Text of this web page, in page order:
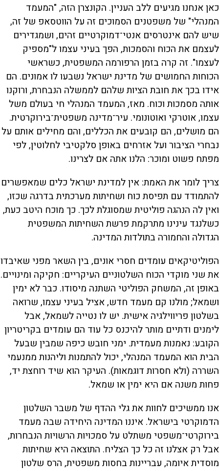
כאן אנחנו מגיעים ללב העניין. הקונצרן הזה, "המעמד
המנהלי" של משפטנים הסמוכים זה על הווטסאפ של זה,
שיש להם אינטרסים אנטי־דמוקרטיים זהים, ושמגדירים
לעצמם את הכוח והסמכות, הפך בעיני עצמו ל"מספיק
לעצמו". זה קרה בזמן הרפורמה המשפטית, כשראשי
הכוחות החמושים של מדינת ישראל נשבעו לו אמונים. הם
אידו בכך את חובת הציות שלהם לממשלה הנבחרת, ורוקנו
אותה מסמכות וכוח. מאז, המעמד המנהלי חי בעולם משל
עצמו, אוטרקי ואוטונומי. עיר־מדינה משפטית־בירוקרטית.
הם מושלים, הם קובעים את הכללים, והם מחילים אותם על
נבחרי הציבור ועל אזרחים באופן סלקטיבי לחלוטין, לפי
מפתח פשוט ומוכר: הלנו אתה אם לצרינו.
צריך לומר את האמת: אין למדינת ישראל כלים שמאפשרים
להתמודד עם תפיסת כוח ושחיתות מערכתית בדרגה שכזו,
ואין לה הנהגה פוליטית שמסוגלת לכך. כך מוכח היטב כעת,
כשלנגד עינינו מתרקמת פרשת השחיתות המשפטית
הגדולה והחמורה בתולדות המדינה.
הפוליטיקאים עומדים חסרי אונים, בין השאר מפני שאיבדו
את שני מוקדי הכוח השלטוניים העיקריים: חקיקה ומינויים.
באופן זה, המשחק הפוליטי השתנה מיסודו. כבר לא ימין
ושמאל; מולנו קם מעמד חדש, אציל בעיני עצמו, שרואה
בשלטון פריווילגיה אישית. יש לו נטייה לשמאל, אבל
לימנים ודתיים מותר להיכנס כל עוד הם עומדים בקריטריון
הקובע: נאמנות מעמדית. ימני חובש כיפה שמבין שבעל
הבית הוא המעמד המנהלי, יכול להתמנות וליהנות ממנעמי
השררה (ולא חסרות דוגמאות). העיקר הוא שיד רוחצת יד,
פחות משנה אם היא ימין או שמאל.
אנו ממשיכים לחוות את גלי ההדף של משבר השלטון
הדמוקרטי בישראל. איננו המדינה היחידה שבה מעמד
בירוקרטי־משפטי משתלט על סמכויות הרשויות הנבחרות,
אבל רק אצלנו זה כל כך הצליח. התוצאה היא שחיתות
מוסדית איומה, עבריינות בחסות משפטית, הרס שלטון